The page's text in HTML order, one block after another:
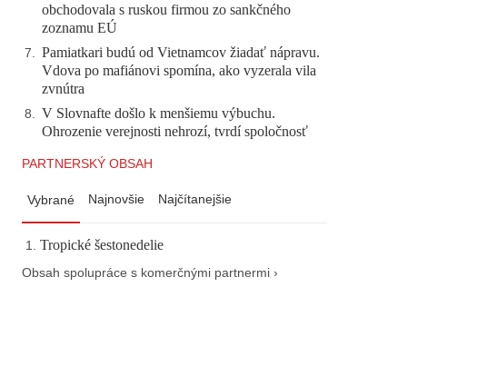
obchodovala s ruskou firmou zo sankčného
zoznamu EÚ
7. Pamiatkari budú od Vietnamcov žiadať nápravu.
Vdova po mafiánovi spomína, ako vyzerala vila
zvnútra
8. V Slovnafte došlo k menšiemu výbuchu.
Ohrozenie verejnosti nehrozí, tvrdí spoločnosť
PARTNERSKÝ OBSAH
Vybrané Najnovšie Najčítanejšie
Tropické šestonedelie
Obsah spolupráce s komerčnými partnermi ›